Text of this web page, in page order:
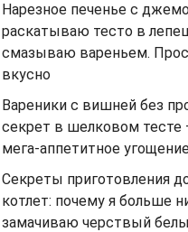
Нарезное печенье с
раскатываю тесто в
смазываю вареньем.
вкусно
Вареники с вишней без
секрет в шелковом тесте
мега-аппетитное
Секреты приготовления
котлет: почему я больше
замачиваю черствый